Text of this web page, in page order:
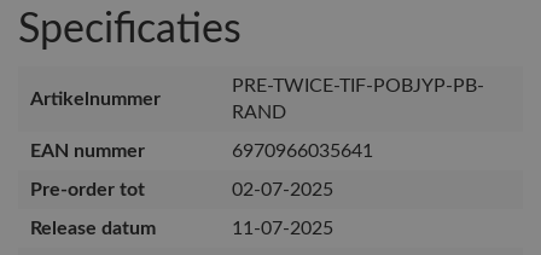
Specificaties
Artikelnummer
PRE-TWICE-TIF-POBJYP-PB-
RAND
EAN nummer
6970966035641
Pre-order tot
02-07-2025
Release datum
11-07-2025